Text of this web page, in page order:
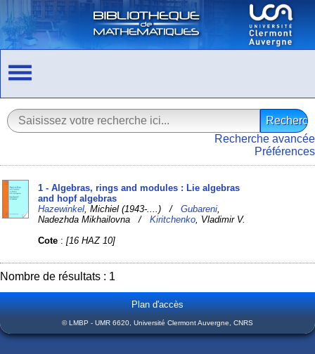
Recherche avancée
Préférences
1 - Algebras, rings and modules : Lie algebras
and hopf algebras
Hazewinkel , Michiel (1943-....) /Gubareni
Nadezhda Mikhailovna /Kiritchenko , Vladimir V.
Cote :[16 HAZ 10]
Nombre de résultats : 1
Plan d'accès
© LMBP - UMR 6620, Université Clermont Auvergne, CNRS